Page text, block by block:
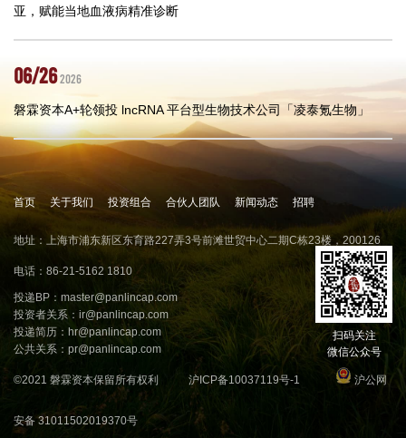
亚，赋能当地血液病精准诊断
06/262026
磐霖资本A+轮领投 lncRNA 平台型生物技术公司「凌泰氪生物」
首页 关于我们 投资组合 合伙人团队 新闻动态 招聘
地址：上海市浦东新区东育路227弄3号前滩世贸中心二期C栋23楼，200126
电话：86-21-5162 1810
投递BP： master@panlincap.com
投资者关系： ir@panlincap.com
投递简历： hr@panlincap.com
公共关系： pr@panlincap.com
扫码关注
微信公众号
©2021 磐霖资本保留所有权利 沪ICP备10037119号-1 沪公网
安备 31011502019370号